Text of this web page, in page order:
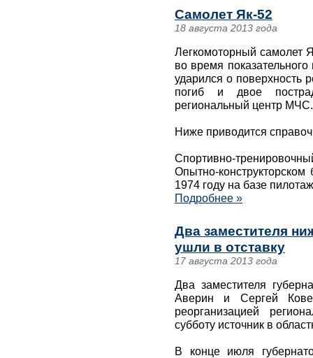
Самолет Як-52
18 августа 2013 года
Легкомоторный самолет
во время
ударился о поверхность
погиб и двое
региональный центр МЧС.
Ниже приводится
Спортивно-
Опытно-
1974 году на базе
Подробнее »
Два заместителя
ушли в отставку
17 августа 2013 года
Два заместителя
Аверин и Сергей
реорганизацией
субботу источник в
В конце июля